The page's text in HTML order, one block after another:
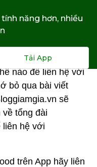
hệ với
ShopeeFood,
không biết tổng
nào để liên hệ với
bỏ qua bài viết
sẽ
về tổng đài
liên hệ với
trên App hãy liên
năng hơn, nhiều
Tải App